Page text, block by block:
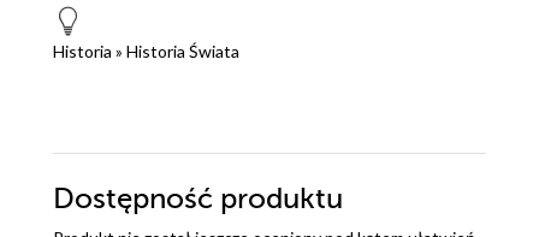
Historia » Historia Świata
Dostępność produktu